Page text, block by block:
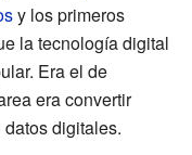
y los primeros
la tecnología digital
Era el de
era convertir
digitales.